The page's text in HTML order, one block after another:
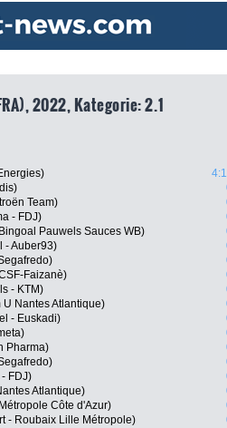
2022, Kategorie: 2.1
Team)
- FDJ)
Pauwels Sauces WB)
- Auber93)
Faizanè)
- KTM)
U Nantes Atlantique)
- Euskadi)
Pharma)
FDJ)
Atlantique)
Côte d'Azur)
- Roubaix Lille Métropole)